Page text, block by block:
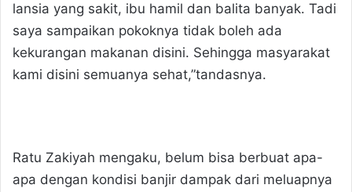
lansia yang sakit, ibu hamil dan balita banyak. Tadi
saya sampaikan pokoknya tidak boleh ada
kekurangan makanan disini. Sehingga masyarakat
kami disini semuanya sehat,”tandasnya.
Ratu Zakiyah mengaku, belum bisa berbuat apa-
apa dengan kondisi banjir dampak dari meluapnya